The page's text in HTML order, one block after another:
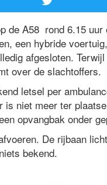
de A58 rond 6.15
een hybride
afgesloten.
over de slachtoffers.
letsel per
niet meer ter
opvangbak onder
De rijbaan
bekend.